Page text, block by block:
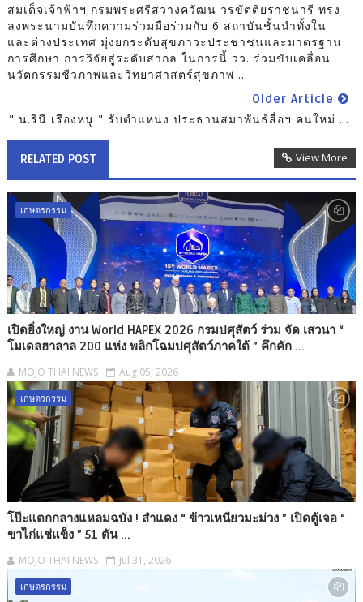
สมเด็จเจ้าฟ้าฯ กรมพระศรีสวางควัฒน วรขัตติยราชนารี ทรง
ลงพระนามบันทึกความร่วมมือร่วมกับ 6 สถาบันชั้นนำทั้งใน
และต่างประเทศ มุ่งยกระดับสุขภาวะประชาชนและมาตรฐาน
การศึกษา การวิจัยสู่ระดับสากล ในการนี้ วว. ร่วมขับเคลื่อน
นวัตกรรมชีวภาพและวิทยาศาสตร์สุขภาพ ...
Older Article
" น.รินี เรืองหนู " รับตำแหน่ง ประธานสมาพันธ์สื่อฯ คนใหม่ ...
RELATED POST View More
เกษตรกรรม
เปิดยิ่งใหญ่ งาน World HAPEX 2026 กรมปศุสัตว์ ร่วม จัด เสวนา “
โมเดลฮาลาล 200 แห่ง พลิกโฉมปศุสัตว์ภาคใต้ ” คึกคัก ...
MOJO THAI NEWS Aug 05, 2026
เกษตรกรรม
โป๊ะแตกกลางแหลมฉบัง ! สำแดง “ ข้าวเหนียวมะม่วง ” เปิดตู้เจอ “
ขาไก่แช่แข็ง ” 51 ตัน ...
MOJO THAI NEWS Jul 31, 2026
เกษตรกรรม